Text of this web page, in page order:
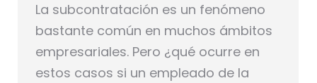
La subcontratación es un fenómeno
bastante común en muchos ámbitos
empresariales. Pero ¿qué ocurre en
estos casos si un empleado de la